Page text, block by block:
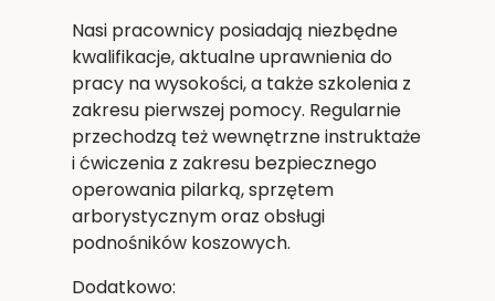
Nasi pracownicy posiadają niezbędne
kwalifikacje, aktualne uprawnienia do
pracy na wysokości, a także szkolenia z
zakresu pierwszej pomocy. Regularnie
przechodzą też wewnętrzne instruktaże
i ćwiczenia z zakresu bezpiecznego
operowania pilarką, sprzętem
arborystycznym oraz obsługi
podnośników koszowych.
Dodatkowo: